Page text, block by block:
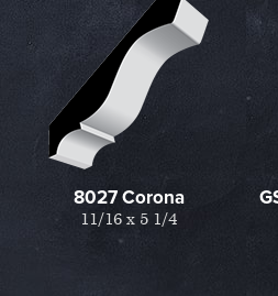
8027 Corona
11/16 x 5 1/4